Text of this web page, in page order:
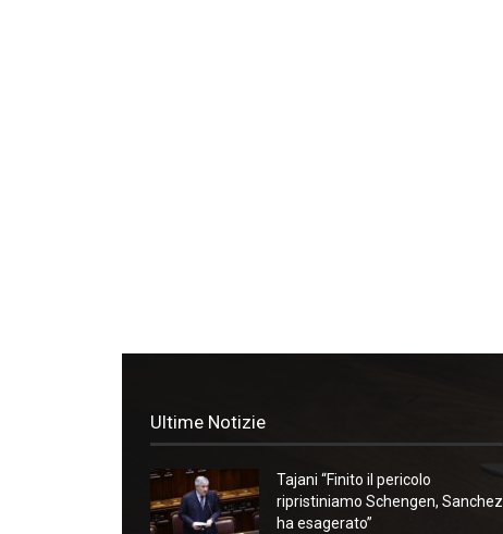
Ultime Notizie
Tajani “Finito il pericolo
ripristiniamo Schengen, Sanchez
ha esagerato”